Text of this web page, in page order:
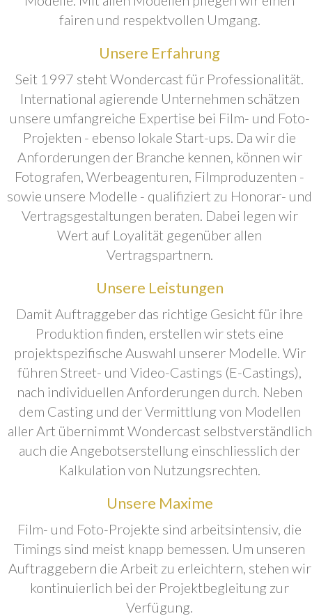
fairen und respektvollen Umgang.
Unsere Erfahrung
Seit 1997 steht Wondercast für Professionalität.
International agierende Unternehmen schätzen
unsere umfangreiche Expertise bei Film- und Foto-
Projekten - ebenso lokale Start-ups. Da wir die
Anforderungen der Branche kennen, können wir
Fotografen, Werbeagenturen, Filmproduzenten -
sowie unsere Modelle - qualifiziert zu Honorar- und
Vertragsgestaltungen beraten. Dabei legen wir
Wert auf Loyalität gegenüber allen
Vertragspartnern.
Unsere Leistungen
Damit Auftraggeber das richtige Gesicht für ihre
Produktion finden, erstellen wir stets eine
projektspezifische Auswahl unserer Modelle. Wir
führen Street- und Video-Castings (E-Castings),
nach individuellen Anforderungen durch. Neben
dem Casting und der Vermittlung von Modellen
aller Art übernimmt Wondercast selbstverständlich
auch die Angebotserstellung einschliesslich der
Kalkulation von Nutzungsrechten.
Unsere Maxime
Film- und Foto-Projekte sind arbeitsintensiv, die
Timings sind meist knapp bemessen. Um unseren
Auftraggebern die Arbeit zu erleichtern, stehen wir
kontinuierlich bei der Projektbegleitung zur
Verfügung.